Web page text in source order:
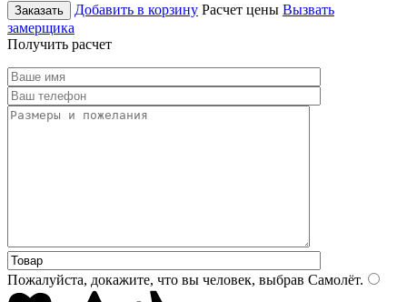
Заказать Добавить в корзину Расчет цены Вызвать
замерщика
Получить расчет
Пожалуйста, докажите, что вы человек, выбрав Самолёт.